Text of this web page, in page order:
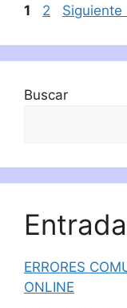
Página
1 Página
2 Siguiente
Buscar
ERRORES
ONLINE